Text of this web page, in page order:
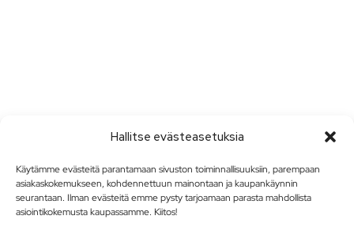
Hallitse evästeasetuksia
Käytämme evästeitä parantamaan sivuston toiminnallisuuksiin, parempaan
asiakaskokemukseen, kohdennettuun mainontaan ja kaupankäynnin
seurantaan. Ilman evästeitä emme pysty tarjoamaan parasta mahdollista
asiointikokemusta kaupassamme. Kiitos!